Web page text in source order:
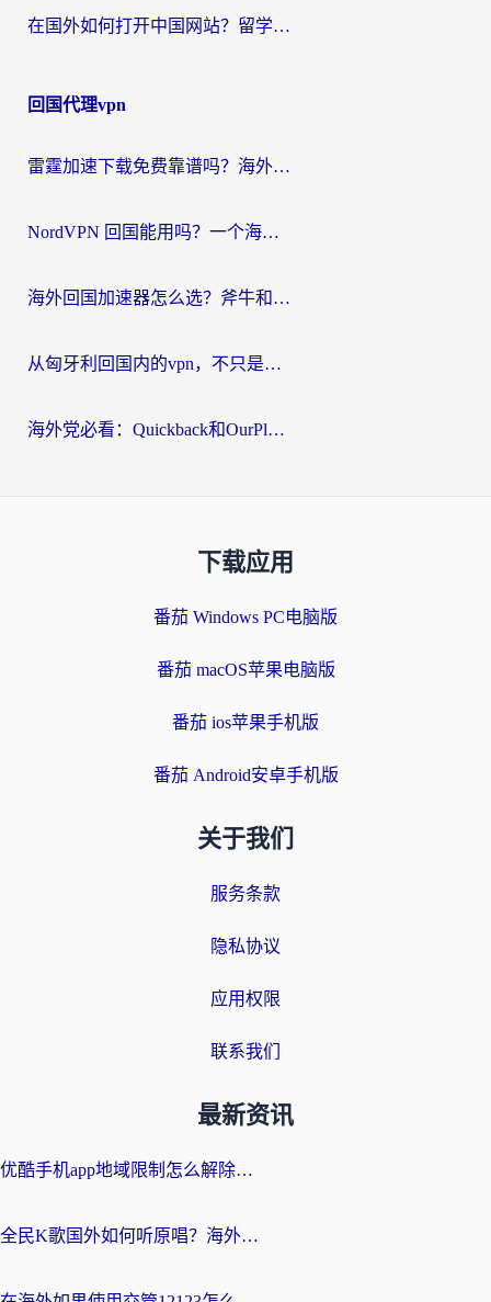
在国外如何打开中国网站？留学生与海外华人的无缝访问指南
回国代理vpn
雷霆加速下载免费靠谱吗？海外党选回国加速器的避坑指南（附热门工具对比）
NordVPN 回国能用吗？一个海外用户必须面对的真实困境
海外回国加速器怎么选？斧牛和海龟哪个好？一篇帮你避开坑的实用指南
从匈牙利回国内的vpn，不只是为了刷剧那么简单
海外党必看：Quickback和OurPlay好用吗？3分钟选对回国加速器，无缝刷剧玩游戏
下载应用
番茄 Windows PC电脑版
番茄 macOS苹果电脑版
番茄 ios苹果手机版
番茄 Android安卓手机版
关于我们
服务条款
隐私协议
应用权限
联系我们
最新资讯
优酷手机app地域限制怎么解除？海外党亲测有效的追剧方案
全民K歌国外如何听原唱？海外党亲测有效的回国加速器选择指南